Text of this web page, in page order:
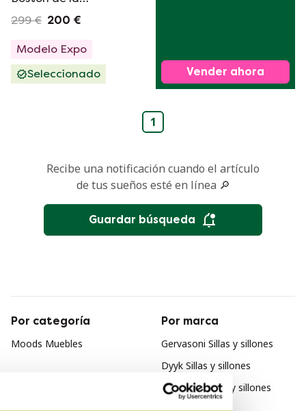
colección Moods de
299 € 200 €
Modelo Expo
Seleccionado
Vender ahora
1
Recibe una notificación cuando el artículo
de tus sueños esté en línea 🔎
Guardar búsqueda
Por categoría
Moods Muebles
Por marca
Gervasoni Sillas y sillones
Dyyk Sillas y sillones
Borzalino Sillas y sillones